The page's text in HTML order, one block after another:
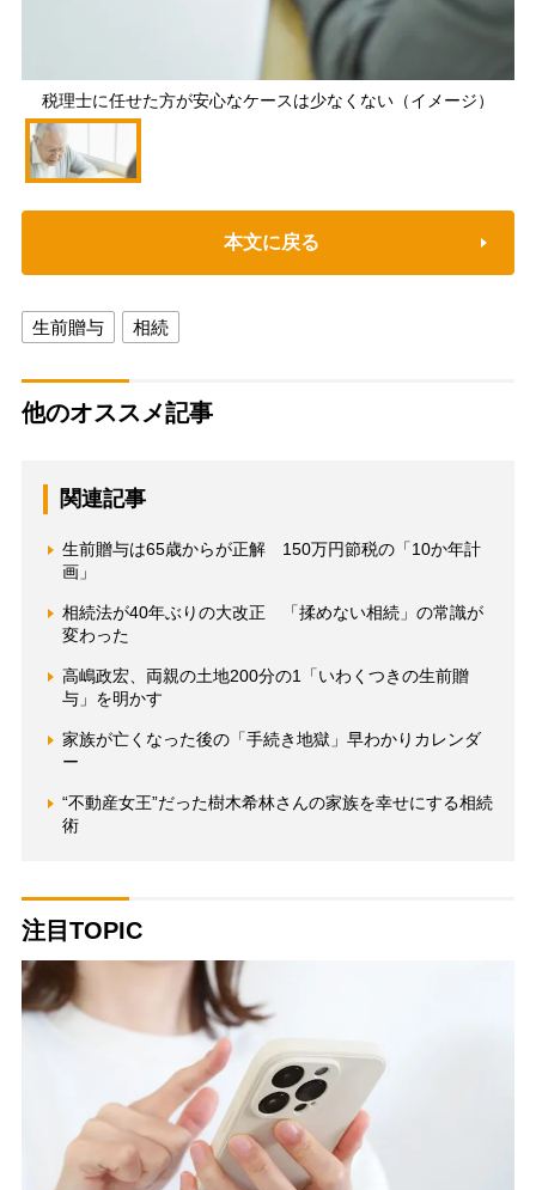
税理士に任せた方が安心なケースは少なくない（イメージ）
本文に戻る
生前贈与 相続
他のオススメ記事
関連記事
生前贈与は65歳からが正解 150万円節税の「10か年計
画」
相続法が40年ぶりの大改正 「揉めない相続」の常識が
変わった
高嶋政宏、両親の土地200分の1「いわくつきの生前贈
与」を明かす
家族が亡くなった後の「手続き地獄」早わかりカレンダ
ー
“不動産女王”だった樹木希林さんの家族を幸せにする相続
術
注目TOPIC